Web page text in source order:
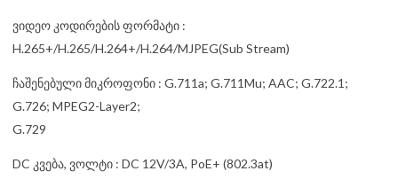
ვიდეო კოდირების ფორმატი :
H.265+/H.265/H.264+/H.264/MJPEG(Sub Stream)
ჩაშენებული მიკროფონი : G.711a; G.711Mu; AAC; G.722.1;
G.726; MPEG2-Layer2;
G.729
DC კვება, ვოლტი : DC 12V/3A, PoE+ (802.3at)